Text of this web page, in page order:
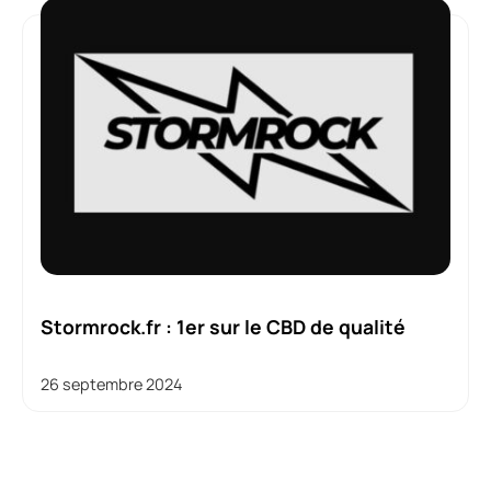
Stormrock.fr : 1er sur le CBD de qualité
26 septembre 2024